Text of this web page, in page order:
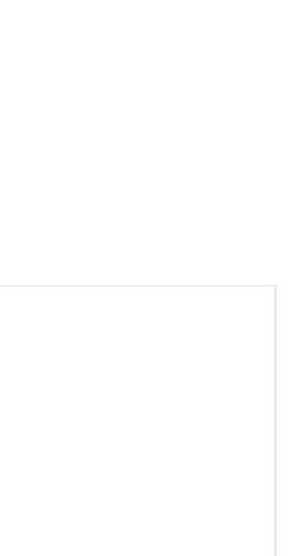
PEDIDOS POR LAS
PACK O MULTIPLOS EN
1000€, Portugal 1200€,
si constan en el